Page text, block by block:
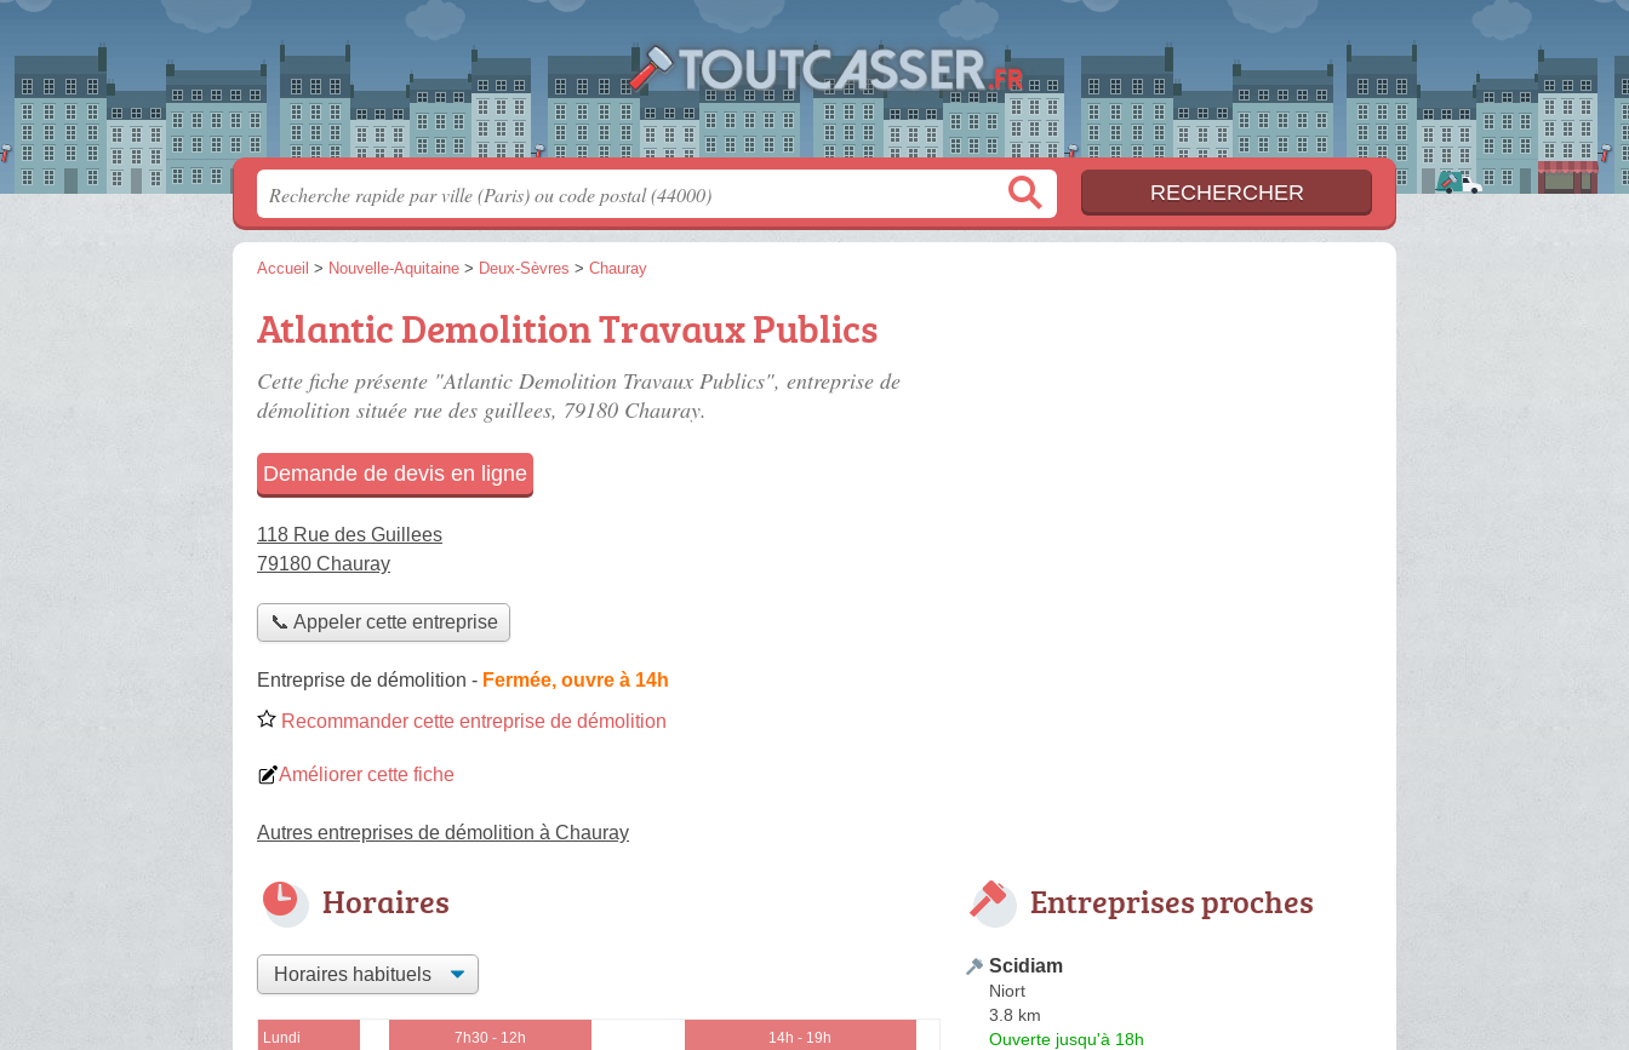
Accueil > Nouvelle-Aquitaine > Deux-Sèvres > Chauray
Atlantic Demolition Travaux Publics
Cette fiche présente "Atlantic Demolition Travaux Publics", entreprise de
démolition située rue des guillees, 79180 Chauray.
Demande de devis en ligne
118 Rue des Guillees
79180 Chauray
📞 Appeler cette entreprise
Entreprise de démolition - Fermée, ouvre à 14h
Recommander cette entreprise de démolition
Améliorer cette fiche
Autres entreprises de démolition à Chauray
Horaires
Lundi 7h30 - 12h 14h - 19h
Entreprises proches
Scidiam
Niort
3.8 km
Ouverte jusqu'à 18h